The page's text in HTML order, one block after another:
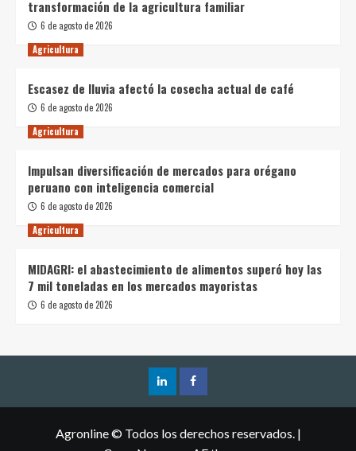
transformación de la agricultura familiar
6 de agosto de 2026
Agricultura
Escasez de lluvia afectó la cosecha actual de café
6 de agosto de 2026
Agricultura
Impulsan diversificación de mercados para orégano
peruano con inteligencia comercial
6 de agosto de 2026
Agricultura
MIDAGRI: el abastecimiento de alimentos superó hoy las
7 mil toneladas en los mercados mayoristas
6 de agosto de 2026
Agronline © Todos los derechos reservados. |